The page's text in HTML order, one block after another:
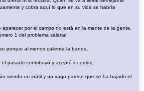
y cobra aquí lo que en su vida se habría
por el campo no está en la mente de la gente,
1 del problema salarial.
porque al menos calienta la banda.
pasado contribuyó y aceptó ir cedido.
siendo un inútil y un vago parece que se ha bajado el